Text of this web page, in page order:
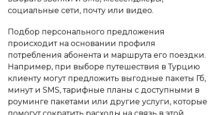
социальные сети, почту или видео.
Подбор персонального предложения
происходит на основании профиля
потребления абонента и маршрута его поездки.
Например, при выборе путешествия в Турцию
клиенту могут предложить выгодные пакеты Гб,
минут и SMS, тарифные планы с доступными в
роуминге пакетами или другие услуги, которые
помогут сократить расходы на связь в этой